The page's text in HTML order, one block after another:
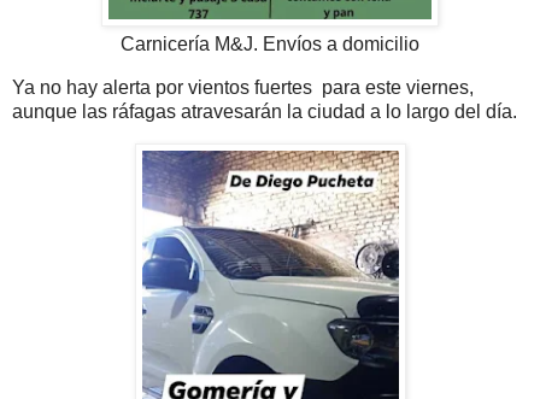
Carnicería M&J. Envíos a domicilio
Ya no hay alerta por vientos fuertes para este viernes,
aunque las ráfagas atravesarán la ciudad a lo largo del día.